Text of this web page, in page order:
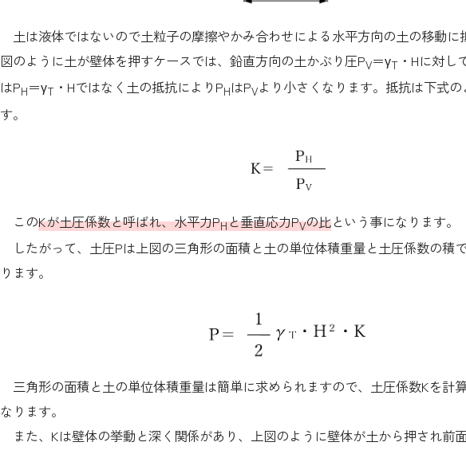
土は液体ではないので土粒子の摩擦やかみ合わせによる水平方向の土の移動に
図のように土が壁体を押すケースでは、鉛直方向の土かぶり圧PV＝γT ・Hに対し
はPH＝γT ・Hではなく土の抵抗によりPHはPVより小さくなります。抵抗は下式
す。
このKが土圧係数と呼ばれ、水平力PHと垂直応力PVの比という事になります。
したがって、土圧Pは上図の三角形の面積と土の単位体積重量と土圧係数の積
ります。
三角形の面積と土の単位体積重量は簡単に求められますので、土圧係数Kを計
なります。
また、Kは壁体の挙動と深く関係があり、上図のように壁体が土から押され前